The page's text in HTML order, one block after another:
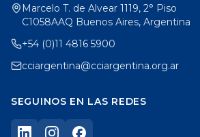
Marcelo T. de Alvear 1119, 2° Piso
C1058AAQ Buenos Aires, Argentina
+54 (0)11 4816 5900
cciargentina@cciargentina.org.ar
SEGUINOS EN LAS REDES